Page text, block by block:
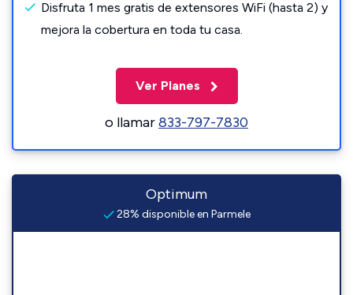
Disfruta 1 mes gratis de extensores WiFi (hasta 2) y
mejora la cobertura en toda tu casa.
Ver Planes
o llamar833-797-7830
Optimum
28% disponible en Parmele